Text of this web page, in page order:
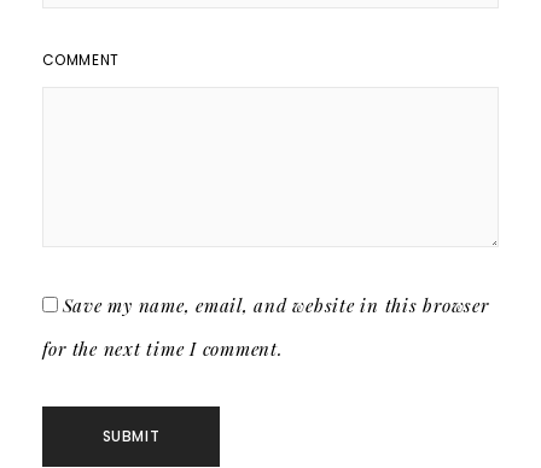
COMMENT
Save my name, email, and website in this browser
for the next time I comment.